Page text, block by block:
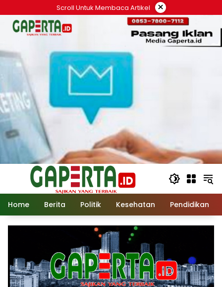
ke
konten
Scroll Untuk Membaca Artikel ×
Home Berita Politik Kesehatan Pendidikan